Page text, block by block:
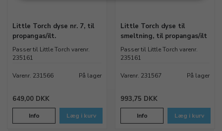
Little Torch dyse nr. 7, til
propangas/ilt.
Passer til Little Torch varenr.
235161
Varenr. 231566 På lager
649,00 DKK
Info Læg i kurv
Little Torch dyse til
smeltning, til propangas/ilt
Passer til Little Torch varenr.
235161
Varenr. 231567 På lager
993,75 DKK
Info Læg i kurv